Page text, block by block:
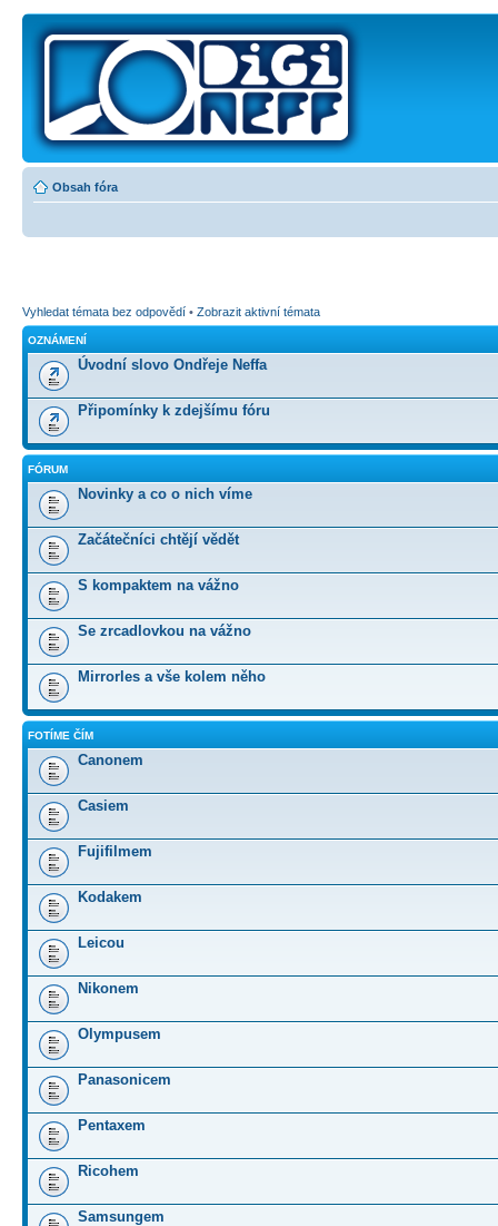
Obsah fóra
Vyhledat témata bez odpovědí • Zobrazit aktivní témata
OZNÁMENÍ
Úvodní slovo Ondřeje Neffa
Připomínky k zdejšímu fóru
FÓRUM
Novinky a co o nich víme
Začátečníci chtějí vědět
S kompaktem na vážno
Se zrcadlovkou na vážno
Mirrorles a vše kolem něho
FOTÍME ČÍM
Canonem
Casiem
Fujifilmem
Kodakem
Leicou
Nikonem
Olympusem
Panasonicem
Pentaxem
Ricohem
Samsungem